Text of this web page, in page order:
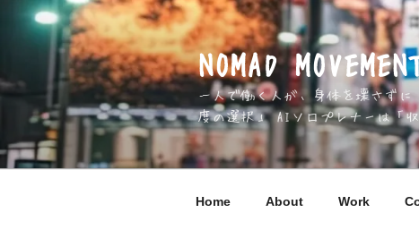
キ
NOMAD
一人で働く人が、身体を壊さず
度の選択」 AIソロプレナーは「
Home About Work